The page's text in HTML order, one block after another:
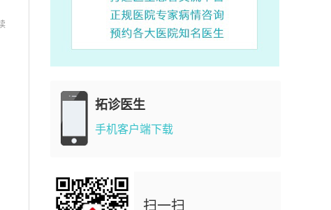
拓诊医生
手机客户端下载
扫一扫